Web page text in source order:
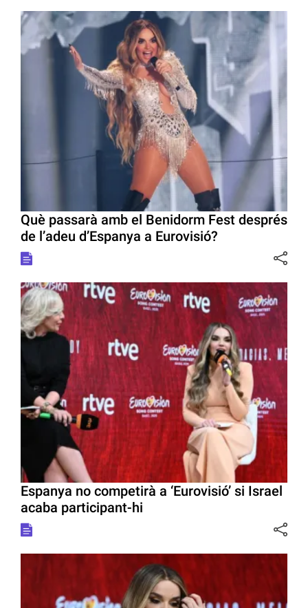
Què passarà amb el Benidorm Fest després
de l’adeu d’Espanya a Eurovisió?
Espanya no competirà a ‘Eurovisió’ si Israel
acaba participant-hi